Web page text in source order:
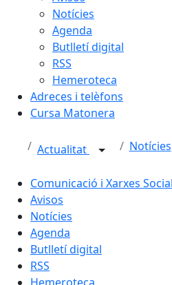
Notícies
Agenda
Butlletí digital
RSS
Hemeroteca
Adreces i telèfons
Cursa Matonera
Actualitat Notícies
Comunicació i Xarxes
Avisos
Notícies
Agenda
Butlletí digital
RSS